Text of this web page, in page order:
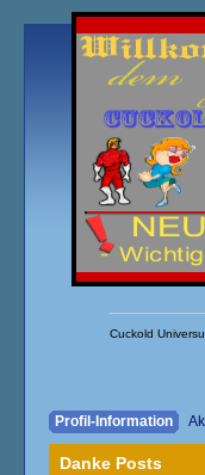
Übersicht
Cuckold
Profil-Information
Danke Posts